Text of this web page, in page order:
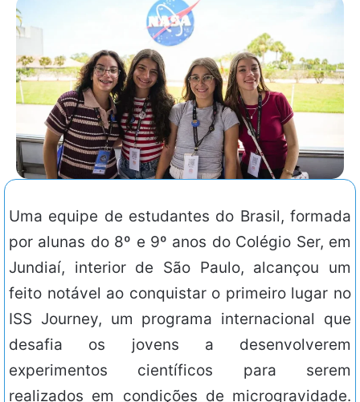
Uma equipe de estudantes do Brasil, formada
por alunas do 8º e 9º anos do Colégio Ser, em
Jundiaí, interior de São Paulo, alcançou um
feito notável ao conquistar o primeiro lugar no
ISS Journey, um programa internacional que
desafia os jovens a desenvolverem
experimentos científicos para serem
realizados em condições de microgravidade.